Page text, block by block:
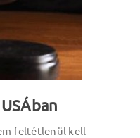
feltétlenül kell